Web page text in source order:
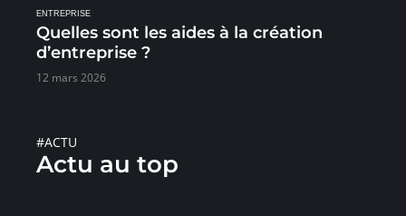
ENTREPRISE
Quelles sont les aides à la création
d’entreprise ?
12 mars 2026
#ACTU
Actu au top